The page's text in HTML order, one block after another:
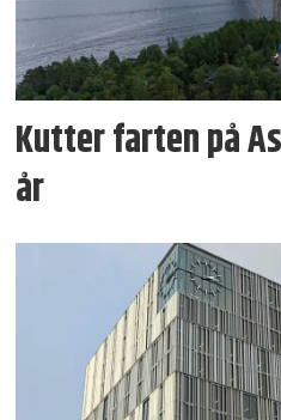
Kutter farten på
år